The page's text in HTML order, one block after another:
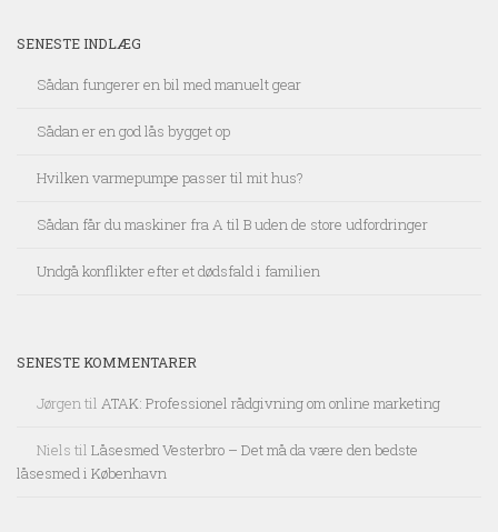
SENESTE INDLÆG
Sådan fungerer en bil med manuelt gear
Sådan er en god lås bygget op
Hvilken varmepumpe passer til mit hus?
Sådan får du maskiner fra A til B uden de store udfordringer
Undgå konflikter efter et dødsfald i familien
SENESTE KOMMENTARER
Jørgentil ATAK: Professionel rådgivning om online marketing
Niels til Låsesmed Vesterbro – Det må da være den bedste
låsesmed i København